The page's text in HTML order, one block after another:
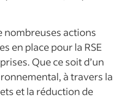
nombreuses actions
en place pour la RSE
Que ce soit d’un
à travers la
et la réduction de